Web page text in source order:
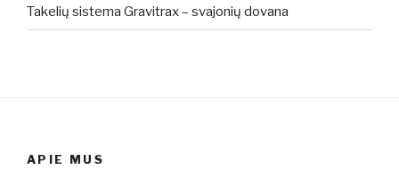
Takelių sistema Gravitrax – svajonių dovana
APIE MUS